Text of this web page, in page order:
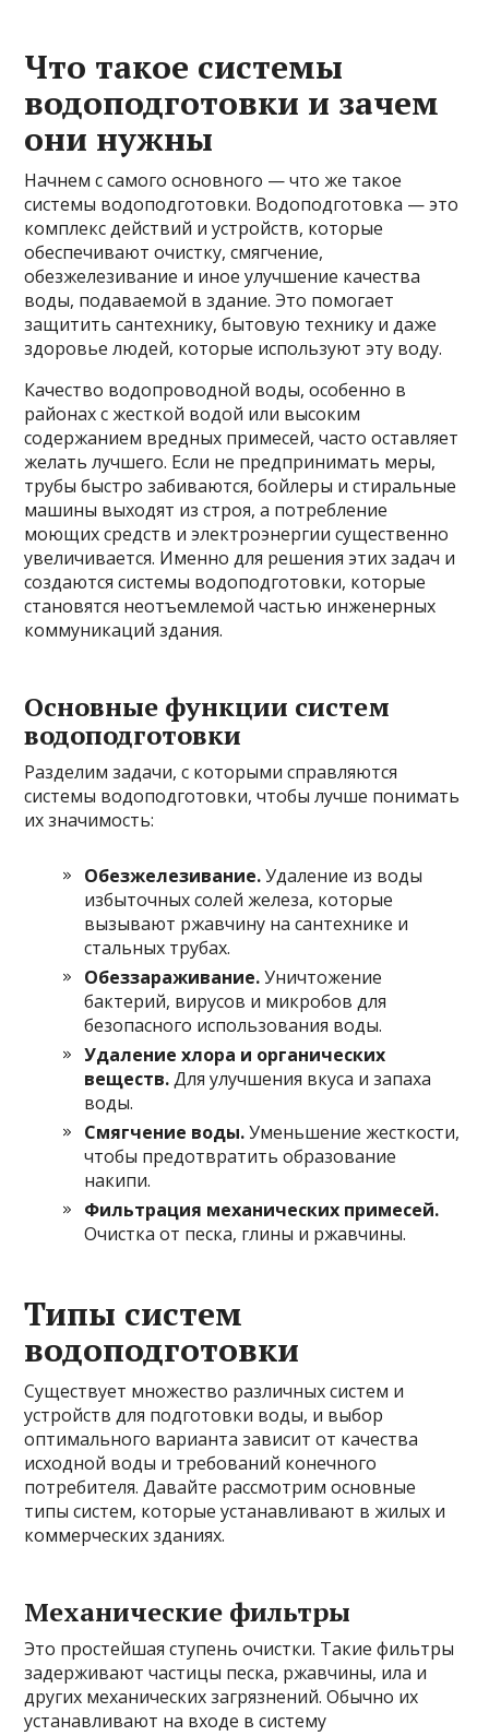
Что такое системы
водоподготовки и зачем
они нужны
Начнем с самого основного — что же такое
системы водоподготовки. Водоподготовка — это
комплекс действий и устройств, которые
обеспечивают очистку, смягчение,
обезжелезивание и иное улучшение качества
воды, подаваемой в здание. Это помогает
защитить сантехнику, бытовую технику и даже
здоровье людей, которые используют эту воду.
Качество водопроводной воды, особенно в
районах с жесткой водой или высоким
содержанием вредных примесей, часто оставляет
желать лучшего. Если не предпринимать меры,
трубы быстро забиваются, бойлеры и стиральные
машины выходят из строя, а потребление
моющих средств и электроэнергии существенно
увеличивается. Именно для решения этих задач и
создаются системы водоподготовки, которые
становятся неотъемлемой частью инженерных
коммуникаций здания.
Основные функции систем
водоподготовки
Разделим задачи, с которыми справляются
системы водоподготовки, чтобы лучше понимать
их значимость:
Обезжелезивание.Удаление из воды
избыточных солей железа, которые
вызывают ржавчину на сантехнике и
стальных трубах.
Обеззараживание.Уничтожение
бактерий, вирусов и микробов для
безопасного использования воды.
Удаление хлора и органических
веществ.Для улучшения вкуса и запаха
воды.
Смягчение воды.Уменьшение жесткости,
чтобы предотвратить образование
накипи.
Фильтрация механических примесей.
Очистка от песка, глины и ржавчины.
Типы систем
водоподготовки
Существует множество различных систем и
устройств для подготовки воды, и выбор
оптимального варианта зависит от качества
исходной воды и требований конечного
потребителя. Давайте рассмотрим основные
типы систем, которые устанавливают в жилых и
коммерческих зданиях.
Механические фильтры
Это простейшая ступень очистки. Такие фильтры
задерживают частицы песка, ржавчины, ила и
других механических загрязнений. Обычно их
устанавливают на входе в систему